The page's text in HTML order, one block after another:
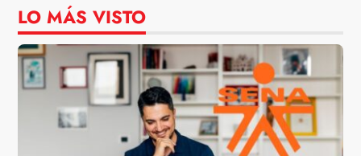
LO MÁS VISTO